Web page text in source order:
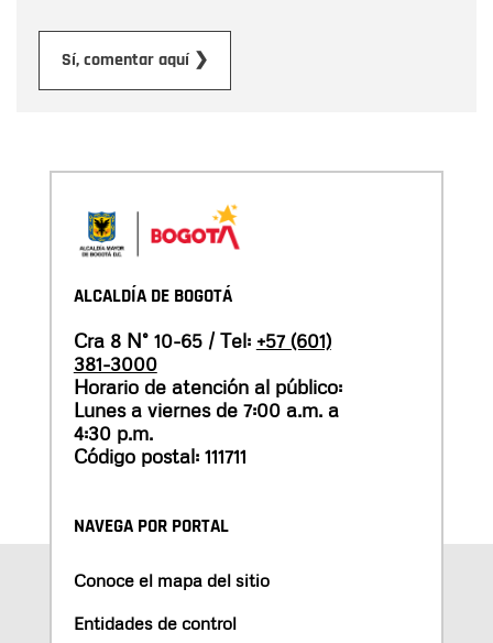
Sí, comentar aquí ❯
ALCALDÍA DE BOGOTÁ
Cra 8 N° 10-65 / Tel: +57 (601)
381-3000
Horario de atención al público:
Lunes a viernes de 7:00 a.m. a
4:30 p.m.
Código postal: 111711
NAVEGA POR PORTAL
Conoce el mapa del sitio
Entidades de control